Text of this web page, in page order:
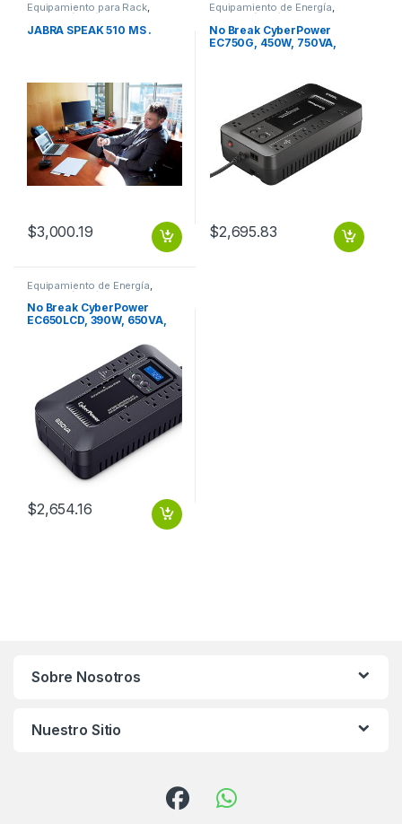
Equipamiento para Rack,
Protección Eléctrica
JABRA SPEAK 510 MS .
$3,000.19
Equipamiento de Energía,
Protección Eléctrica
No Break CyberPower
EC750G, 450W, 750VA,
$2,695.83
Equipamiento de Energía
Protección Eléctrica
No Break CyberPower
EC650LCD, 390W, 650VA,
650VA/390W LCD ECO
STANDBY 8CONT RJ
$2,654.16
Sobre Nosotros
Nuestro Sitio